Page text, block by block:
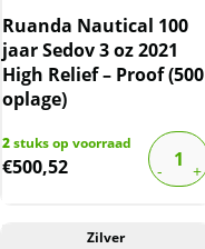
Ruanda Nautical 100
jaar Sedov 3 oz 2021
High Relief – Proof (500
oplage)
2stuks op voorraad
€500,52
Zilver